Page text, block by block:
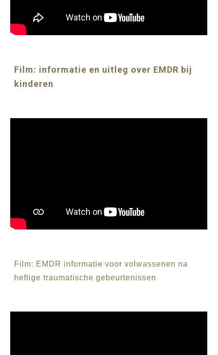
Film: informatie en uitleg over EMDR bij
kinderen
Film: EMDR informatie voor volwassenen na
heftige traumatische gebeurtenissen